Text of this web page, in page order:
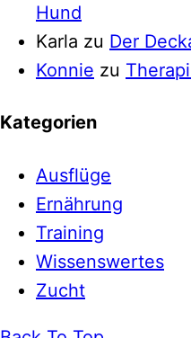
Hund
Karla zu Der
Konnie zu
Kategorien
Ausflüge
Ernährung
Training
Wissenswertes
Zucht